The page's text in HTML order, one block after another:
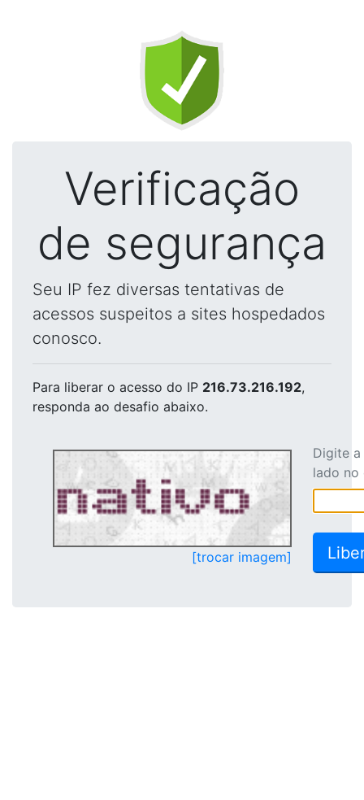
Verificação
de segurança
Seu IP fez diversas tentativas de
acessos suspeitos a sites hospedados
conosco.
Para liberar o acesso do IP 216.73.216.192,
responda ao desafio abaixo.
[trocar imagem]
Digite
lado no